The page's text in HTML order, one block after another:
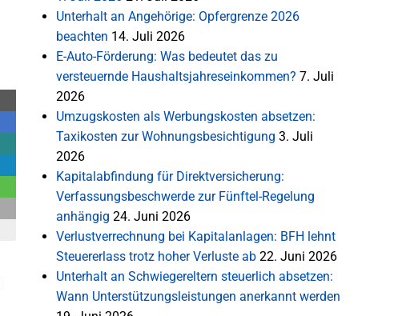
Unterhalt an Angehörige: Opfergrenze 2026
beachten 14. Juli 2026
E-Auto-Förderung: Was bedeutet das zu
versteuernde Haushaltsjahreseinkommen? 7. Juli
2026
Umzugskosten als Werbungskosten absetzen:
Taxikosten zur Wohnungsbesichtigung 3. Juli
2026
Kapitalabfindung für Direktversicherung:
Verfassungsbeschwerde zur Fünftel-Regelung
anhängig 24. Juni 2026
Verlustverrechnung bei Kapitalanlagen: BFH lehnt
Steuererlass trotz hoher Verluste ab 22. Juni 2026
Unterhalt an Schwiegereltern steuerlich absetzen:
Wann Unterstützungsleistungen anerkannt werden